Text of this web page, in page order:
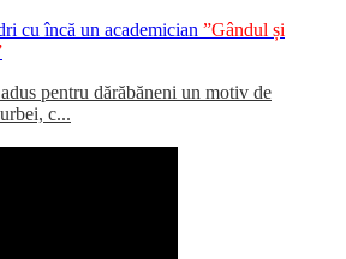
cu încă un academician ”Gândul și
pentru dărăbăneni un motiv de
c...